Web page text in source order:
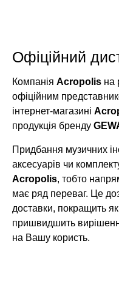
Офіційний
Компанія Acropolis на
офіційним
інтернет-магазині
продукція бренду
Придбання музичних
аксесуарів чи
Acropolis, тобто
має ряд переваг. Це
доставки, покращить
пришвидшить
на Вашу користь.